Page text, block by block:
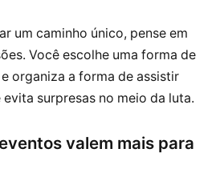
um caminho único, pense em
Você escolhe uma forma de
organiza a forma de assistir
surpresas no meio da luta.
valem mais para